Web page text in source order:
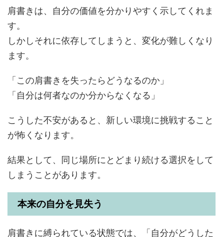
肩書きは、自分の価値を分かりやすく示してくれま
す。
しかしそれに依存してしまうと、変化が難しくなり
ます。
「この肩書きを失ったらどうなるのか」
「自分は何者なのか分からなくなる」
こうした不安があると、新しい環境に挑戦すること
が怖くなります。
結果として、同じ場所にとどまり続ける選択をして
しまうことがあります。
本来の自分を見失う
肩書きに縛られている状態では、「自分がどうした